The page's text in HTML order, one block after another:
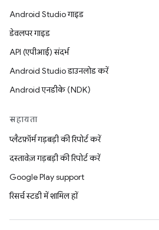
Android Studio गाइड
डेवलपर गाइड
API (एपीआई) संदर्भ
Android Studio डाउनलोड करें
Android एनडीके (NDK)
सहायता
प्लैटफ़ॉर्म गड़बड़ी की रिपोर्ट करें
दस्तावेज़ गड़बड़ी की रिपोर्ट करें
Google Play support
रिसर्च स्टडी में शामिल हों